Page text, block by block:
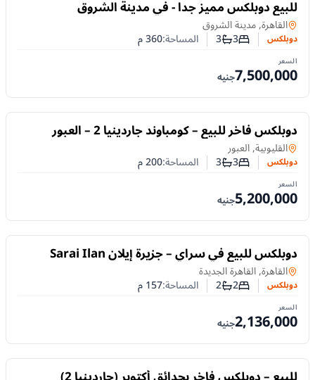
للبيع دوبلكس مميز جداً - في مدينة الشروق
دوبلكسفي
القاهرة, مدينة الشروق
دوبلكس عدد غرف النوم
3عدد الحمامات
3 المساحة:360م
السعر
7,500,000جنيه
للبيع
دوبلكس فاخر للبيع – كومباوند جاردينيا 2 – العبور
دوبلكسفي
القليوبية, العبور
دوبلكس عدد غرف النوم
3عدد الحمامات
3 المساحة:200م
السعر
5,200,000جنيه
للبيع
دوبلكس للبيع في سراي – جزيرة إيلان Sarai Ilan
دوبلكس في
القاهرة, القاهرة الجديدة
دوبلكس عدد غرف النوم
2عدد الحمامات
2 المساحة:157م
السعر
2,136,000جنيه
للبيع